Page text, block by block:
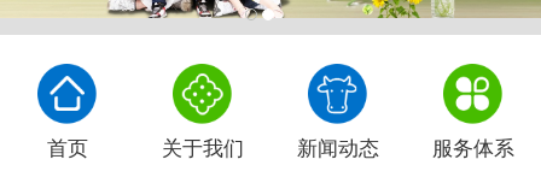
首页 关于我们 新闻动态 服务体系